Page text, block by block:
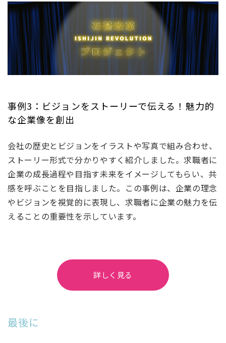
事例3：ビジョンをストーリーで伝える！魅力的
な企業像を創出
会社の歴史とビジョンをイラストや写真で組み合わせ、
ストーリー形式で分かりやすく紹介しました。求職者に
企業の成長過程や目指す未来をイメージしてもらい、共
感を呼ぶことを目指しました。この事例は、企業の理念
やビジョンを視覚的に表現し、求職者に企業の魅力を伝
えることの重要性を示しています。
詳しく見る
最後に